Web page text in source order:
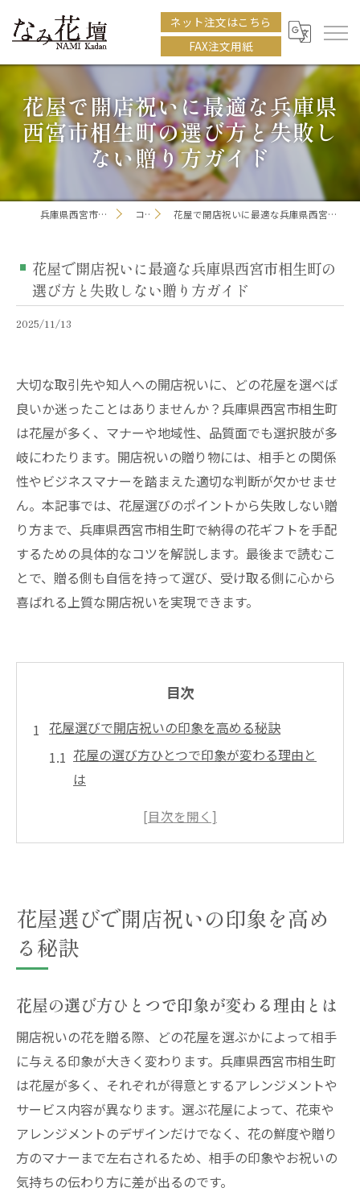
ネット注文はこちら
FAX注文用紙
花屋で開店祝いに最適な兵庫県
西宮市相生町の選び方と失敗し
ない贈り方ガイド
兵庫県西宮市の花屋ならなみ花壇 コラム 花屋で開店祝いに最適な兵庫県西宮市相生町の選び方と失敗しない贈り方ガイド
花屋で開店祝いに最適な兵庫県西宮市相生町の
選び方と失敗しない贈り方ガイド
2025/11/13
大切な取引先や知人への開店祝いに、どの花屋を選べば
良いか迷ったことはありませんか？兵庫県西宮市相生町
は花屋が多く、マナーや地域性、品質面でも選択肢が多
岐にわたります。開店祝いの贈り物には、相手との関係
性やビジネスマナーを踏まえた適切な判断が欠かせませ
ん。本記事では、花屋選びのポイントから失敗しない贈
り方まで、兵庫県西宮市相生町で納得の花ギフトを手配
するための具体的なコツを解説します。最後まで読むこ
とで、贈る側も自信を持って選び、受け取る側に心から
喜ばれる上質な開店祝いを実現できます。
目次
花屋選びで開店祝いの印象を高める秘訣
花屋の選び方ひとつで印象が変わる理由と
は
開店祝いにふさわしい花屋の特徴とその見
相生町で評判の良い花屋活用術と口コミ活
用法
花屋と開店祝いマナーを両立させるコツ
花屋を活用した開店祝いの効果的な贈り方
相生町ならではの花屋選びの魅力と活用ポ
イント
花屋で叶えるオリジナル開店祝いのアイデ
ア集
花屋のサービスを活かした開店祝い手配の
流れ
花屋選びで開店祝いの印象を高め
る秘訣
花屋の選び方ひとつで印象が変わる理由とは
開店祝いの花を贈る際、どの花屋を選ぶかによって相手
に与える印象が大きく変わります。兵庫県西宮市相生町
は花屋が多く、それぞれが得意とするアレンジメントや
サービス内容が異なります。選ぶ花屋によって、花束や
アレンジメントのデザインだけでなく、花の鮮度や贈り
方のマナーまで左右されるため、相手の印象やお祝いの
気持ちの伝わり方に差が出るのです。